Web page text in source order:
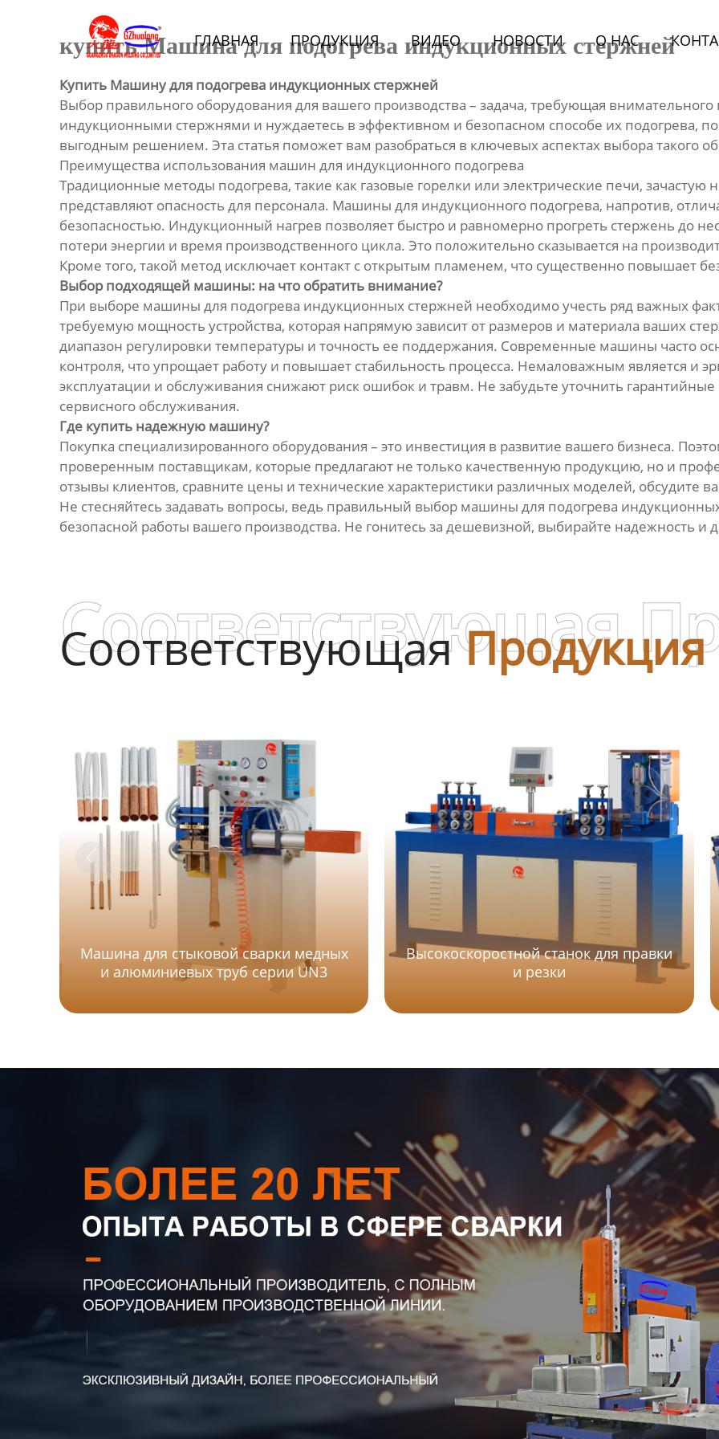
ГЛАВНАЯ ПРОДУКЦИЯ BИДЕО НОВОСТИ О HАС
Продукция
Новости
Контакты
купить Машина для подогрева индукционных стержней
Купить Машину для подогрева индукционных стержней
Выбор правильного оборудования для вашего производства – задача, требующая внимательного
индукционными стержнями и нуждаетесь в эффективном и безопасном способе их подогрева,
выгодным решением. Эта статья поможет вам разобраться в ключевых аспектах выбора такого
Преимущества использования машин для индукционного подогрева
Традиционные методы подогрева, такие как газовые горелки или электрические печи, зачастую
представляют опасность для персонала. Машины для индукционного подогрева, напротив,
безопасностью. Индукционный нагрев позволяет быстро и равномерно прогреть стержень до
потери энергии и время производственного цикла. Это положительно сказывается на
Кроме того, такой метод исключает контакт с открытым пламенем, что существенно повышает
Выбор подходящей машины: на что обратить внимание?
При выборе машины для подогрева индукционных стержней необходимо учесть ряд важных
требуемую мощность устройства, которая напрямую зависит от размеров и материала ваших
диапазон регулировки температуры и точность ее поддержания. Современные машины часто
контроля, что упрощает работу и повышает стабильность процесса. Немаловажным является и
эксплуатации и обслуживания снижают риск ошибок и травм. Не забудьте уточнить
сервисного обслуживания.
Где купить надежную машину?
Покупка специализированного оборудования – это инвестиция в развитие вашего бизнеса.
проверенным поставщикам, которые предлагают не только качественную продукцию, но и
отзывы клиентов, сравните цены и технические характеристики различных моделей,
Не стесняйтесь задавать вопросы, ведь правильный выбор машины для подогрева
безопасной работы вашего производства. Не гонитесь за дешевизной, выбирайте надежность и
СоответствующаяПродукция
Соответствующая
Машина для стыковой сварки медных
и алюминиевых труб серии UN3
Высокоскоростной станок для правки
и резки